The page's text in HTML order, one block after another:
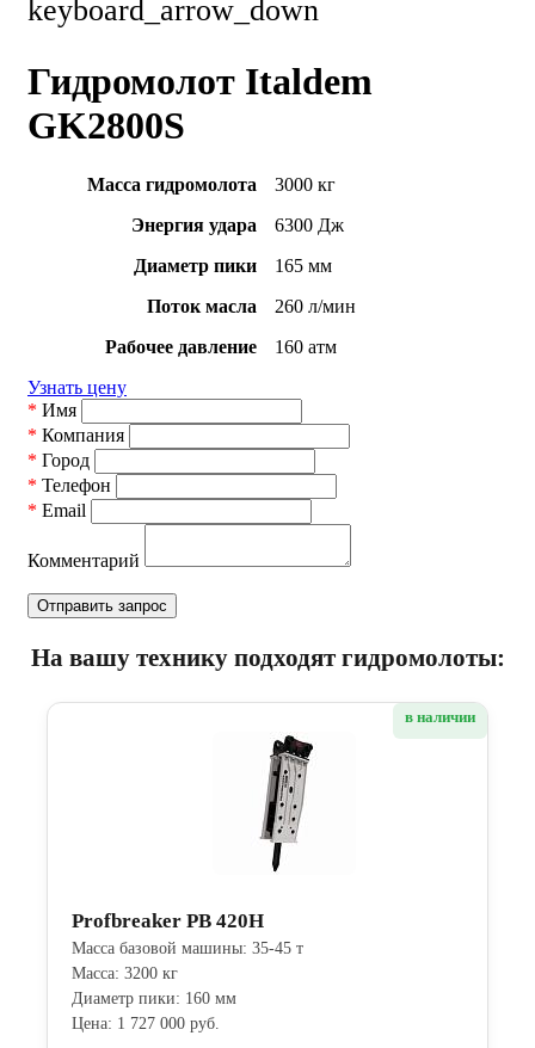
keyboard_arrow_down
Гидромолот Italdem
GK2800S
Масса гидромолота
3000 кг
Энергия удара
6300 Дж
Диаметр пики
165 мм
Поток масла
260 л/мин
Рабочее давление
160 атм
Узнать цену
* Имя
* Компания
* Город
* Телефон
* Email
Комментарий
На вашу технику подходят гидромолоты:
в наличии
Profbreaker PB 420H
Масса базовой машины: 35-45 т
Масса: 3200 кг
Диаметр пики: 160 мм
Цена: 1 727 000 руб.